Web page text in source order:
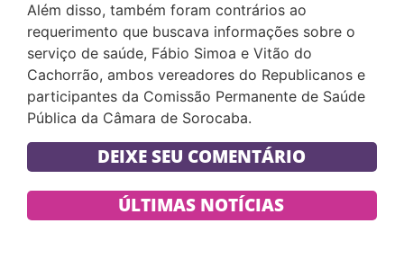
Além disso, também foram contrários ao
requerimento que buscava informações sobre o
serviço de saúde, Fábio Simoa e Vitão do
Cachorrão, ambos vereadores do Republicanos e
participantes da Comissão Permanente de Saúde
Pública da Câmara de Sorocaba.
DEIXE SEU COMENTÁRIO
ÚLTIMAS NOTÍCIAS